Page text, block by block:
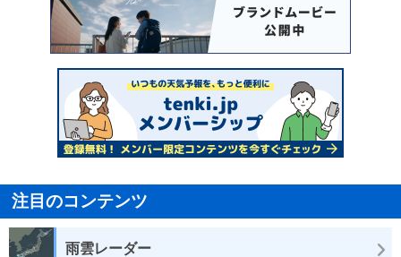
注目のコンテンツ
雨雲レーダー